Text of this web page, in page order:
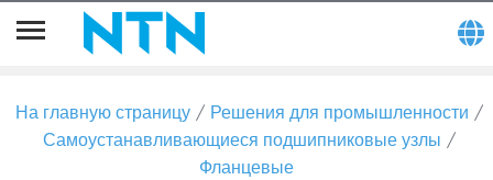
На главную страницу
Решения для промышленности
Самоустанавливающиеся подшипниковые узлы
Фланцевые